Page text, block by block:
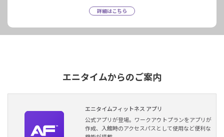
詳細はこちら
エニタイムからのご案内
エニタイムフィットネス アプリ
公式アプリが登場。ワークアウトプランをアプリが
作成、入館時のアクセスパスとして使用など便利な